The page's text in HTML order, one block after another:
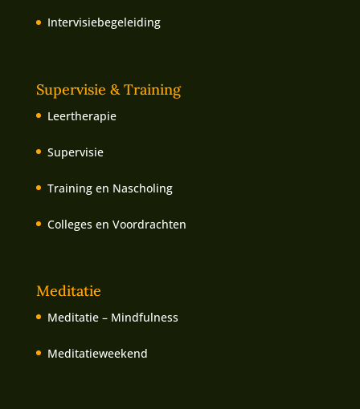
Intervisiebegeleiding
Supervisie & Training
Leertherapie
Supervisie
Training en Nascholing
Colleges en Voordrachten
Meditatie
Meditatie – Mindfulness
Meditatieweekend